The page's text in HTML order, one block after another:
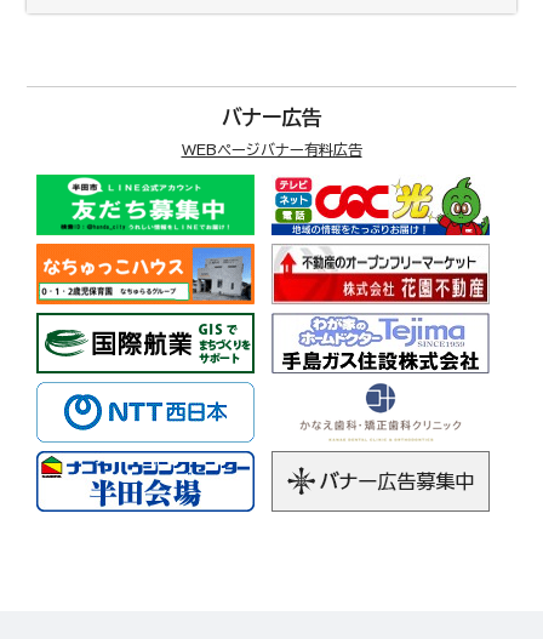
バナー広告
WEBページバナー有料広告